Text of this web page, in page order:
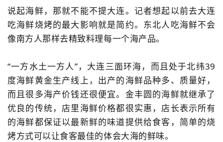
说起海鲜，那就不能不提大连。记者想起以前去大连
吃海鲜烧烤的最大影响就是简约。东北人吃海鲜不会
像南方人那样去精致料理每一个海产品。
“一方水土一方人”，大连三面环海，而且处于北纬39
度海鲜黄金生产线上，出产的海鲜品种多、质量好，
而且很多海产价钱还很便宜。金丰圆的海鲜就继承了
优良的传统，店里海鲜价格都很实惠，店长表示所有
的海鲜都保证以最新鲜的味道提供给食客，简单的烧
烤方式可以让食客最佳的体会大海的鲜味。